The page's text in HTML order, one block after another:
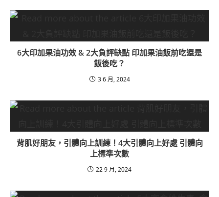
6大印加果油功效 & 2大負評缺點 印加果油飯前吃還是
飯後吃？
3 6 月, 2024
背肌好朋友，引體向上訓練！4大引體向上好處 引體向
上標準次數
22 9 月, 2024